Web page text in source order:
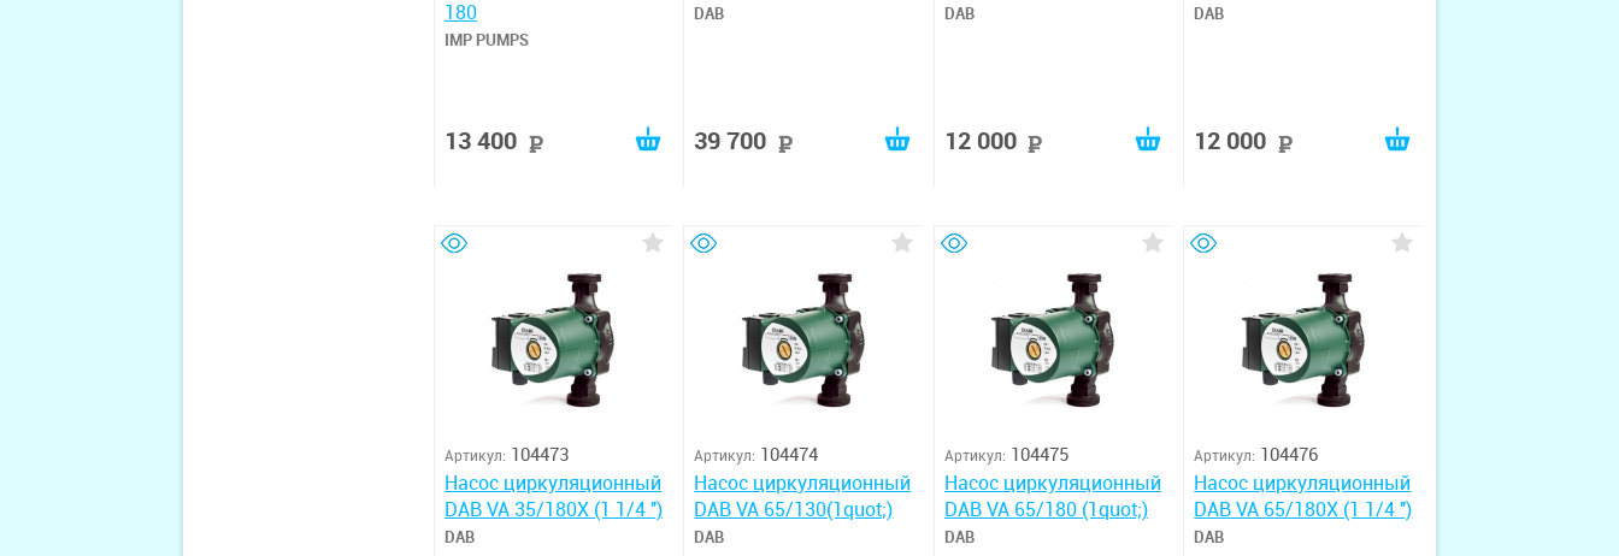
180
IMP PUMPS
13 400
DAB
39 700
DAB
12 000
DAB
12 000
Артикул: 104473
Насос циркуляционный
DAB VA 35/180X (1 1/4 '')
DAB
Артикул: 104474
Насос циркуляционный
DAB VA 65/130(1quot;)
DAB
Артикул: 104475
Насос циркуляционный
DAB VA 65/180 (1quot;)
DAB
Артикул: 104476
Насос циркуляционный
DAB VA 65/180X (1 1/4 '')
DAB